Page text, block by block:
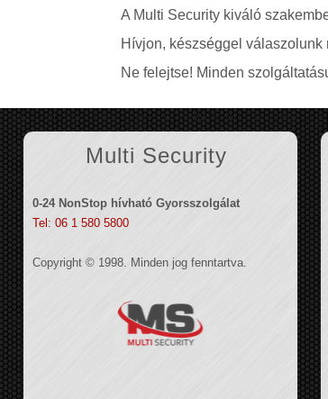
A Multi Security kiváló
Hívjon, készséggel
Ne felejtse! Minden
Multi Security
0-24 NonStop hívható Gyorsszolgálat
Tel: 06 1 580 5800
Copyright © 1998. Minden jog fenntartva.